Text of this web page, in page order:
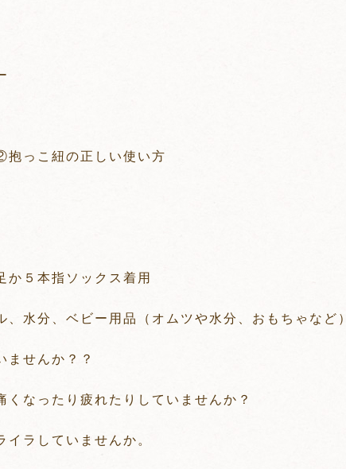
っこ紐の正しい使い方
か５本指ソックス着用
水分、ベビー用品（オムツや水分、おもちゃなど）
ませんか？？
なったり疲れたりしていませんか？
ラしていませんか。